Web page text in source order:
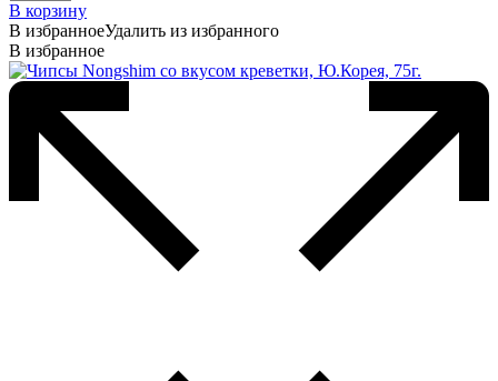
В корзину
В избранноеУдалить из избранного
В избранное